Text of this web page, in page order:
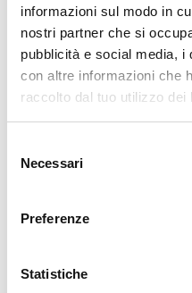
informazioni sul modo in
nostri partner che si
pubblicità e social media, i
con altre informazioni che
raccolto dal tuo utilizzo dei
delNecessari
Preferenze
Statistiche
X
Facebook
Allenamenti in Diretta
allenamento live
Commento*